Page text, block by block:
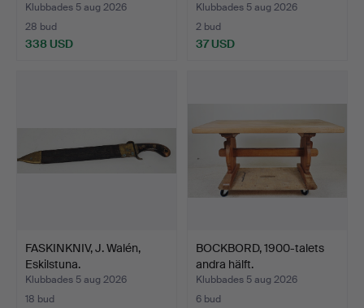
Klubbades 5 aug 2026
28 bud
338 USD
Klubbades 5 aug 2026
2 bud
37 USD
FASKINKNIV, J. Walén,
Eskilstuna.
Klubbades 5 aug 2026
18 bud
BOCKBORD, 1900-talets
andra hälft.
Klubbades 5 aug 2026
6 bud